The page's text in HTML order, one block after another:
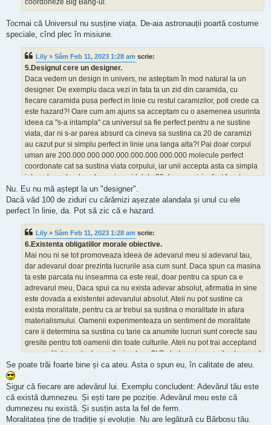
Tocmai că Universul nu susține viața. De-aia astronauții poartă costume
speciale, cînd plec în misiune.
Lily » Sâm Feb 11, 2023 1:28 am scrie:
5.Designul cere un designer.
Daca vedem un design in univers, ne asteptam în mod natural la un
designer. De exemplu daca vezi in fata ta un zid din caramida, cu
fiecare caramida pusa perfect in linie cu restul caramizilor, poti crede ca
este hazard?! Oare cum am ajuns sa acceptam cu o asemenea usurinta
ideea ca "s-a intampla" ca universul sa fie perfect pentru a ne sustine
viata, dar ni s-ar parea absurd ca cineva sa sustina ca 20 de caramizi
au cazut pur si simplu perfect in linie una langa alta?! Pai doar corpul
uman are 200.000.000.000.000.000.000.000.000 molecule perfect
coordonate cat sa sustina viata corpului, iar unii accepta asta ca simpla
intamplare, dar daca le spui ca zidul de 20 de caramizi a fost facut asa
din intamplare ar rade de tine de s-ar prapadi. Unde este logica?
Nu. Eu nu mă aștept la un "designer".
Dacă văd 100 de ziduri cu cărămizi așezate alandala și unul cu ele
perfect în linie, da. Pot să zic că e hazard.
Lily » Sâm Feb 11, 2023 1:28 am scrie:
6.Existenta obligatiilor morale obiective.
Mai nou ni se tot promoveaza ideea de adevarul meu si adevarul tau,
dar adevarul doar prezinta lucrurile asa cum sunt. Daca spun ca masina
ta este parcata nu inseamna ca este real, doar pentru ca spun ca e
adrevarul meu, Daca spui ca nu exista adevar absolut, afirmatia in sine
este dovada a existentei adevarului absolut. Ateii nu pot sustine ca
exista moralitate, pentru ca ar trebui sa sustina o moralitate in afara
materialismului. Oamenii experimenteaza un sentiment de moralitate
care ii determina sa sustina cu tarie ca anumite lucruri sunt corecte sau
gresite pentru toti oamenii din toate culturile. Ateii nu pot trai acceptand
ca moralitatea este doar o iluzie, de ce?! Sa torturezi un copil este moral
rau sau doar o iluzie?! Chiar daca unii spun ca nu exista moralitate
este plauzibil, nu e logic si nu se poate trai cu el.
Se poate trăi foarte bine și ca ateu. Asta o spun eu, în calitate de ateu.
Sigur că fiecare are adevărul lui. Exemplu concludent: Adevărul tău este
că există dumnezeu. Și ești tare pe poziție. Adevărul meu este că
dumnezeu nu există. Și susțin asta la fel de ferm.
Moralitatea ține de tradiție și evoluție. Nu are legătură cu Bărbosu tău.